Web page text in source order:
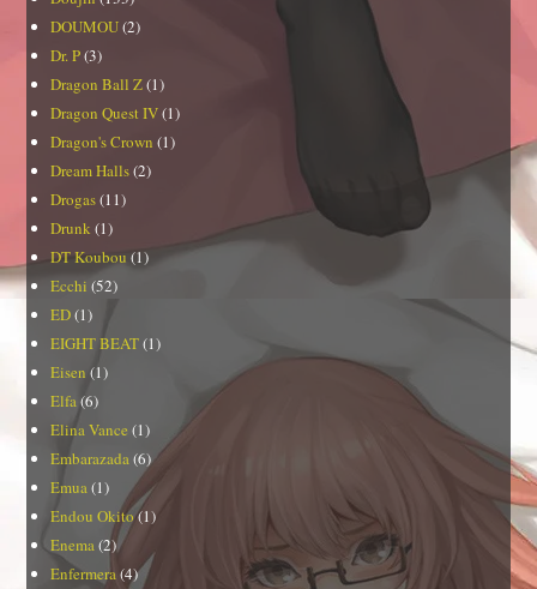
DOUMOU(2)
Dr. P(3)
Dragon Ball Z(1)
Dragon Quest IV(1)
Dragon's Crown (1)
Dream Halls(2)
Drogas(11)
Drunk (1)
DT Koubou (1)
Ecchi (52)
ED(1)
EIGHT BEAT(1)
Eisen (1)
Elfa(6)
Elina Vance (1)
Embarazada(6)
Emua(1)
Endou Okito(1)
Enema(2)
Enfermera(4)